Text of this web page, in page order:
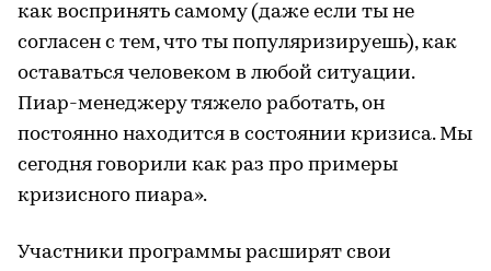
как воспринять самому (даже если ты не
согласен с тем, что ты популяризируешь), как
оставаться человеком в любой ситуации.
Пиар-менеджеру тяжело работать, он
постоянно находится в состоянии кризиса. Мы
сегодня говорили как раз про примеры
кризисного пиара».
Участники программы расширят свои